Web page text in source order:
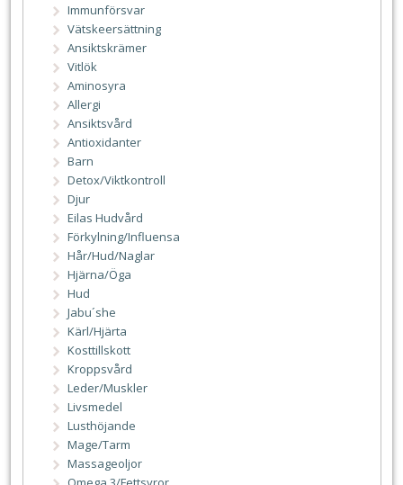
Immunförsvar
Vätskeersättning
Ansiktskrämer
Vitlök
Aminosyra
Allergi
Ansiktsvård
Antioxidanter
Barn
Detox/Viktkontroll
Djur
Eilas Hudvård
Förkylning/Influensa
Hår/Hud/Naglar
Hjärna/Öga
Hud
Jabu´she
Kärl/Hjärta
Kosttillskott
Kroppsvård
Leder/Muskler
Livsmedel
Lusthöjande
Mage/Tarm
Massageoljor